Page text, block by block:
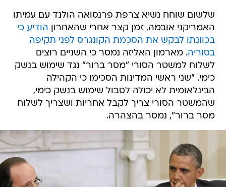
שלשום שוחח נשיא צרפת פרנסואה הולנד עם עמיתו
האמריקני אובמה, זמן קצר אחרי שהאחרון הודיע כי
בכוונתו לבקש את הסכמת הקונגרס לפני תקיפה
בסוריה. מארמון האליזה נמסר כי השניים רוצים
לשלוח למשטר הסורי "מסר ברור" נגד שימוש בנשק
כימי. "שני ראשי המדינות הסכימו כי הקהילה
הבינלאומית לא יכולה לסבול שימוש בנשק כימי,
שהמשטר הסורי צריך לקבל אחריות ושצריך לשלוח
מסר ברור", נמסר בהצהרה.